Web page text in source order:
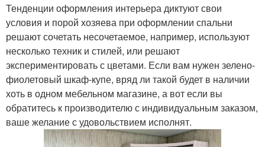
Тенденции оформления интерьера диктуют свои
условия и порой хозяева при оформлении спальни
решают сочетать несочетаемое, например, используют
несколько техник и стилей, или решают
экспериментировать с цветами. Если вам нужен зелено-
фиолетовый шкаф-купе, вряд ли такой будет в наличии
хоть в одном мебельном магазине, а вот если вы
обратитесь к производителю с индивидуальным заказом,
ваше желание с удовольствием исполнят.